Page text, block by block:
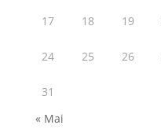
17 18 19
24 25 26
31
« Mai